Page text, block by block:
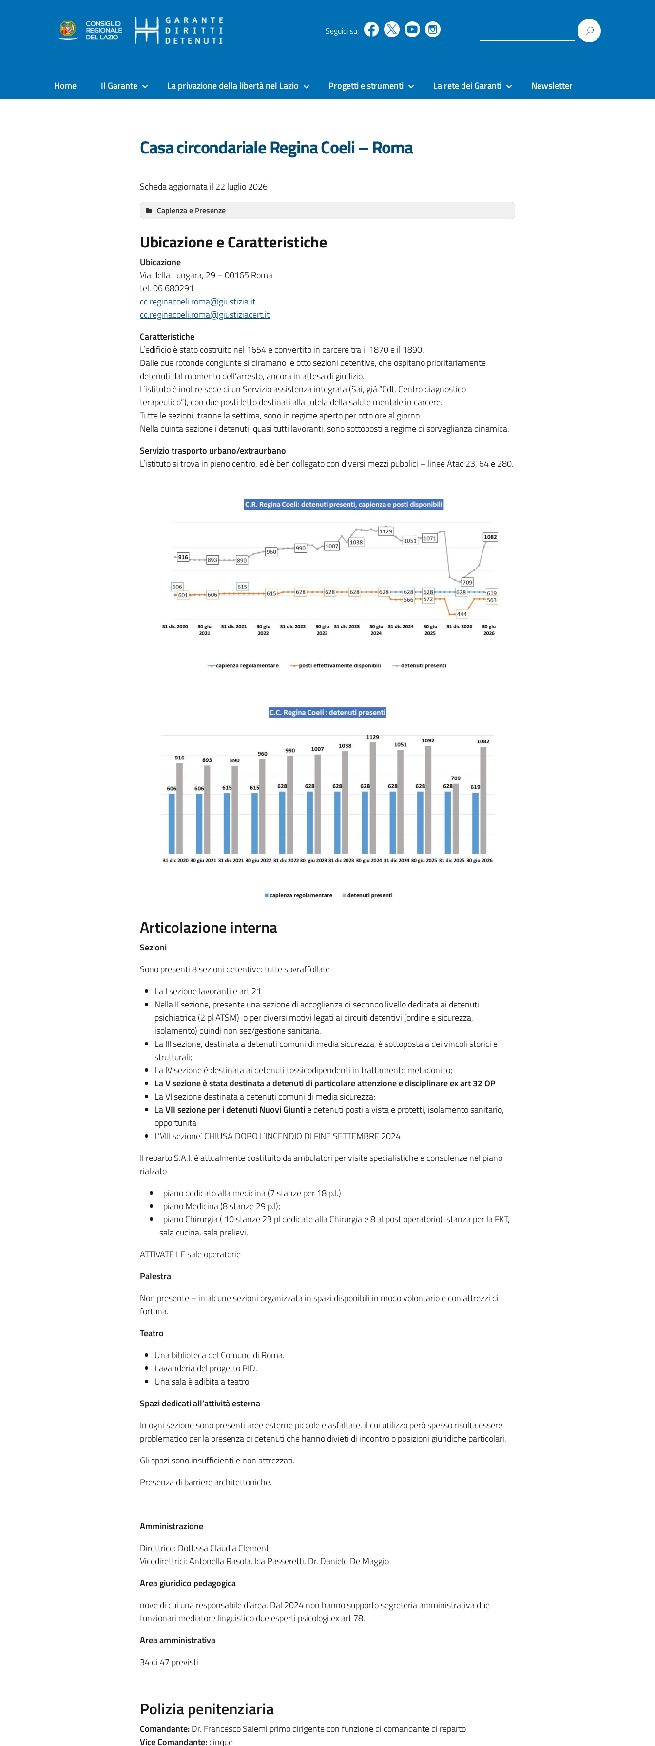
Seguici su:
Home Il Garante La privazione della libertà nel Lazio Progetti e strumenti La rete dei Garanti Newsletter
Casa circondariale Regina Coeli – Roma
Scheda aggiornata il 22 luglio 2026
Capienza e Presenze
Presenze effettive:
Uomini:
Donne:
Stranieri:
Ubicazione e Caratteristiche
Ubicazione
Via della Lungara, 29 – 00165 Roma
tel.06 680291
cc.reginacoeli.roma@giustizia.it
cc.reginacoeli.roma@giustiziacert.it
Caratteristiche
L’edificio è stato costruito nel 1654 e convertito in carcere tra il 1870 e il 1890.
Dalle due rotonde congiunte si diramano le otto sezioni detentive, che ospitano prioritariamente
detenuti dal momento dell’arresto, ancora in attesa di giudizio.
L’istituto è inoltre sede di un Servizio assistenza integrata (Sai, già “Cdt, Centro diagnostico
terapeutico”), con due posti letto destinati alla tutela della salute mentale in carcere.
Tutte le sezioni, tranne la settima, sono in regime aperto per otto ore al giorno.
Nella quinta sezione i detenuti, quasi tutti lavoranti, sono sottoposti a regime di sorveglianza dinamica.
Servizio trasporto urbano/extraurbano
L’istituto si trova in pieno centro, ed è ben collegato con diversi mezzi pubblici – linee Atac 23, 64 e 280.
Articolazione interna
Sezioni
Sono presenti 8 sezioni detentive: tutte sovraffollate
La I sezione lavoranti e art 21
Nella II sezione, presente una sezione di accoglienza di secondo livello dedicata ai detenuti
psichiatrica (2 pl ATSM) o per diversi motivi legati ai circuiti detentivi (ordine e sicurezza,
isolamento) quindi non sez/gestione sanitaria.
La III sezione, destinata a detenuti comuni di media sicurezza, è sottoposta a dei vincoli storici e
strutturali;
La IV sezione è destinata ai detenuti tossicodipendenti in trattamento metadonico;
La V sezione è stata destinata a detenuti di particolare attenzione e disciplinare ex art 32 OP
La VI sezione destinata a detenuti comuni di media sicurezza;
LaVII sezione per i detenuti Nuovi Giuntie detenuti posti a vista e protetti, isolamento sanitario,
opportunità
L’VIII sezione’ CHIUSA DOPO L’INCENDIO DI FINE SETTEMBRE 2024
Il reparto S.A.I. è attualmente costituito da ambulatori per visite specialistiche e consulenze nel piano
rialzato
piano dedicato alla medicina (7 stanze per 18 p.l.)
piano Medicina (8 stanze 29 p.l);
piano Chirurgia ( 10 stanze 23 pl dedicate alla Chirurgia e 8 al post operatorio) stanza per la FKT,
sala cucina, sala prelievi,
ATTIVATE LE sale operatorie
Palestra
Non presente – in alcune sezioni organizzata in spazi disponibili in modo volontario e con attrezzi di
fortuna.
Teatro
Una biblioteca del Comune di Roma.
Lavanderia del progetto PID.
Una sala è adibita a teatro
Spazi dedicati all’attività esterna
In ogni sezione sono presenti aree esterne piccole e asfaltate, il cui utilizzo però spesso risulta essere
problematico per la presenza di detenuti che hanno divieti di incontro o posizioni giuridiche particolari.
Gli spazi sono insufficienti e non attrezzati.
Presenza di barriere architettoniche.
Amministrazione
Direttrice: Dott.ssa Claudia Clementi
Vicedirettrici: Antonella Rasola, Ida Passeretti, Dr. Daniele De Maggio
Area giuridico pedagogica
nove di cui una responsabile d’area. Dal 2024 non hanno supporto segreteria amministrativa due
funzionari mediatore linguistico due esperti psicologi ex art 78.
Area amministrativa
34 di 47 previsti
Polizia penitenziaria
Comandante:Dr. Francesco Salemi primo dirigente con funzione di comandante di reparto
Vice Comandante:cinque